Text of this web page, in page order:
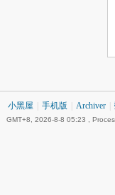
小黑屋 手机版 Archiver
GMT+8, 2026-8-8 05:23 ,